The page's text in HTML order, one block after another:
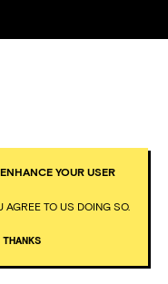
YOUR USER
TO US DOING SO.